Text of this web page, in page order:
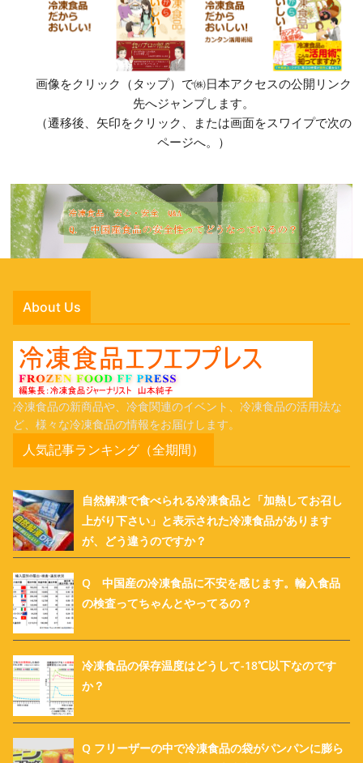
画像をクリック（タップ）で㈱日本アクセスの公開リンク
先へジャンプします。
（遷移後、矢印をクリック、または画面をスワイプで次の
ページへ。）
About Us
冷凍食品の新商品や、冷食関連のイベント、冷凍食品の活用法な
ど、様々な冷凍食品の情報をお届けします。
人気記事ランキング（全期間）
自然解凍で食べられる冷凍食品と「加熱してお召し
上がり下さい」と表示された冷凍食品があります
が、どう違うのですか？
Q 中国産の冷凍食品に不安を感じます。輸入食品
の検査ってちゃんとやってるの？
冷凍食品の保存温度はどうして-18℃以下なのです
か？
Q フリーザーの中で冷凍食品の袋がパンパンに膨ら